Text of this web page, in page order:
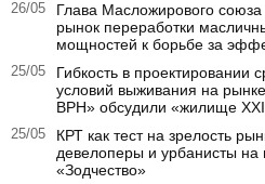
26/05
Глава Масложирового
рынок переработки
мощностей к борьбе за
25/05
Гибкость в проектировании
условий выживания на
ВРН» обсудили «жилище XXI
25/05
КРТ как тест на зрелость
девелоперы и урбанисты
«Зодчество»